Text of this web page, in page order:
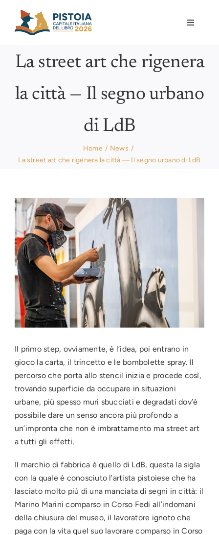
content
Toggle
Gioca
Press
News
Login
La street art che rigenera
la città — Il segno urbano
di LdB
Home
News
La street art che rigenera la città — Il segno urbano di LdB
View
Larger
Image
Il primo step, ovviamente, è l’idea, poi entrano in
gioco la carta, il trincetto e le bombolette spray. Il
percorso che porta allo stencil inizia e procede così,
trovando superficie da occupare in situazioni
urbane, più spesso muri sbucciati e degradati dov’è
possibile dare un senso ancora più profondo a
un’impronta che non è imbrattamento ma street art
a tutti gli effetti.
Il marchio di fabbrica è quello di LdB, questa la sigla
con la quale è conosciuto l’artista pistoiese che ha
lasciato molto più di una manciata di segni in città: il
Marino Marini comparso in Corso Fedi all’indomani
della chiusura del museo, il lavoratore ignoto che
paga con la vita quel suo lavorare comparso in Corso